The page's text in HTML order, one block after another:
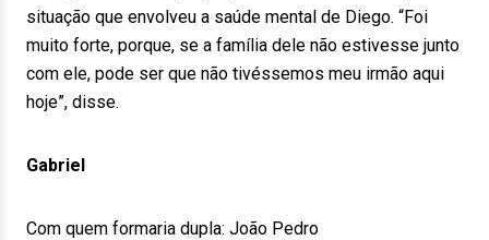
situação que envolveu a saúde mental de Diego. “Foi
muito forte, porque, se a família dele não estivesse junto
com ele, pode ser que não tivéssemos meu irmão aqui
hoje”, disse.
Gabriel
Com quem formaria dupla: João Pedro